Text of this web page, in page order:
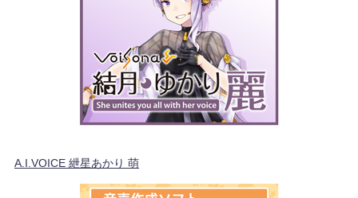
A.I.VOICE 紲星あかり 萌